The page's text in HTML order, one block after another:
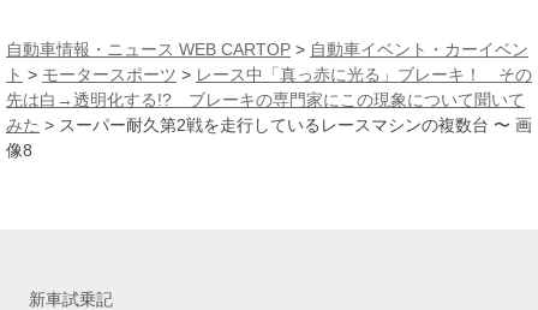
カ
イ
ブ
自動車情報・ニュース WEB CARTOP > 自動車イベント・カーイベン
ト > モータースポーツ > レース中「真っ赤に光る」ブレーキ！ その
先は白→透明化する!? ブレーキの専門家にこの現象について聞いて
みた > スーパー耐久第2戦を走行しているレースマシンの複数台 〜 画
像8
新車試乗記